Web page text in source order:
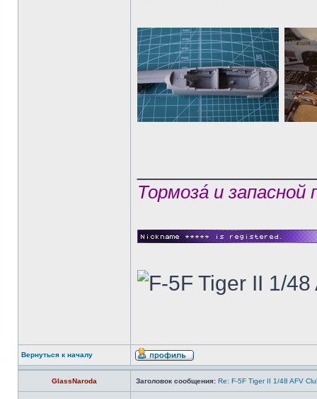
Тормозá и
Вернуться к началу
GlassNaroda Заголовок сообщения: Re: F-5F Tiger II 1/48 AFV